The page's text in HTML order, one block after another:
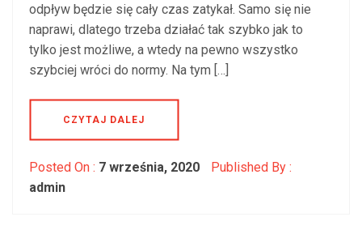
odpływ będzie się cały czas zatykał. Samo się nie
naprawi, dlatego trzeba działać tak szybko jak to
tylko jest możliwe, a wtedy na pewno wszystko
szybciej wróci do normy. Na tym […]
CZYTAJ DALEJ
Posted On : 7 września, 2020
Published By :
admin